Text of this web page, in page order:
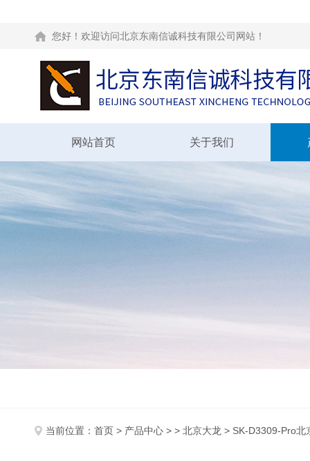
您好！欢迎访问北京东南信诚科技有限公司网站！
网站首页 关于我们
当前位置： 首页 > 产品中心 > > 北京大龙 > SK-D3309-Pro北